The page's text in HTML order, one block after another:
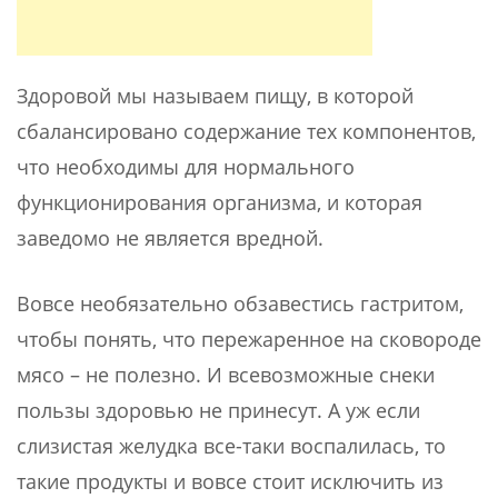
Здоровой мы называем пищу, в которой
сбалансировано содержание тех компонентов,
что необходимы для нормального
функционирования организма, и которая
заведомо не является вредной.
Вовсе необязательно обзавестись гастритом,
чтобы понять, что пережаренное на сковороде
мясо – не полезно. И всевозможные снеки
пользы здоровью не принесут. А уж если
слизистая желудка все-таки воспалилась, то
такие продукты и вовсе стоит исключить из